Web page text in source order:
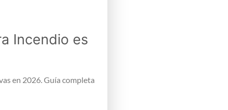
Incendio es
en 2026. Guía completa